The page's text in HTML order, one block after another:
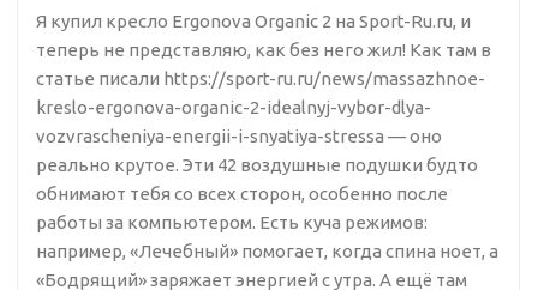
Я купил кресло Ergonova Organic 2 на Sport-Ru.ru, и
теперь не представляю, как без него жил! Как там в
статье писали https://sport-ru.ru/news/massazhnoe-
kreslo-ergonova-organic-2-idealnyj-vybor-dlya-
vozvrascheniya-energii-i-snyatiya-stressa — оно
реально крутое. Эти 42 воздушные подушки будто
обнимают тебя со всех сторон, особенно после
работы за компьютером. Есть куча режимов:
например, «Лечебный» помогает, когда спина ноет, а
«Бодрящий» заряжает энергией с утра. А ещё там